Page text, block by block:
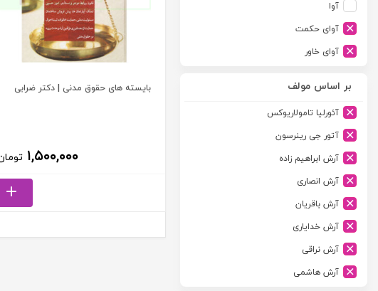
آوا
آوای حکمت
آوای خاور
آیدین
ارجمند
ارسطو
ارشد
اسلامیه
اشکان
اطلاعات
امجد
بر اساس مولف
آئورلیا تامولاریوکس
آتور جی رینرسون
آرش ابراهیم زاده
آرش انصاری
آرش باقریان
آرش خدایاری
آرش نراقی
آرش هاشمی
بایسته های حقوق مدنی | دکتر ضرابی
۱,۵۰۰,۰۰۰